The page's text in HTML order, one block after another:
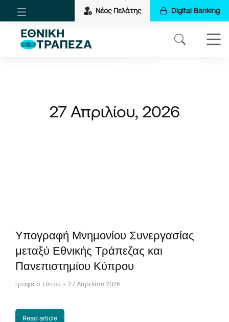
Νέος Πελάτης Digital Banking
27 Απριλίου, 2026
Υπογραφή Μνημονίου Συνεργασίας
μεταξύ Εθνικής Τράπεζας και
Πανεπιστημίου Κύπρου
Γραφείο τύπου 27 Απριλίου 2026
Read article